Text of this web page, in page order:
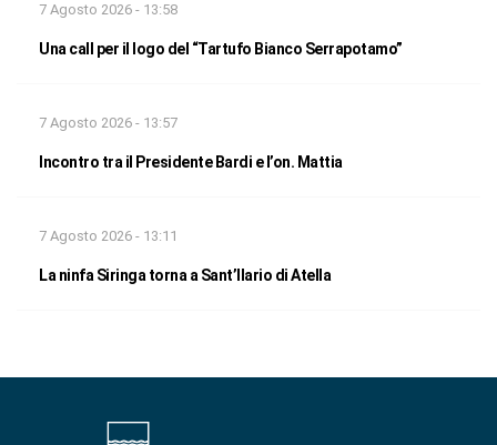
7 Agosto 2026 - 13:58
Una call per il logo del “Tartufo Bianco Serrapotamo”
7 Agosto 2026 - 13:57
Incontro tra il Presidente Bardi e l’on. Mattia
7 Agosto 2026 - 13:11
La ninfa Siringa torna a Sant’Ilario di Atella